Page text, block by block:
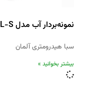
نمونه‌بردار آب مدل KLL-S
سبا هیدرومتری آلمان
بیشتر بخوانید »